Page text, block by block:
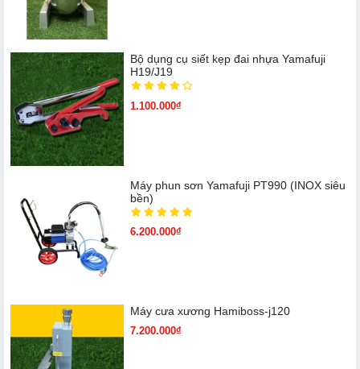
Bộ dụng cụ siết kẹp đai nhựa Yamafuji
H19/J19
1.100.000₫
Máy phun sơn Yamafuji PT990 (INOX siêu
bền)
6.200.000₫
Máy cưa xương Hamiboss-j120
7.200.000₫